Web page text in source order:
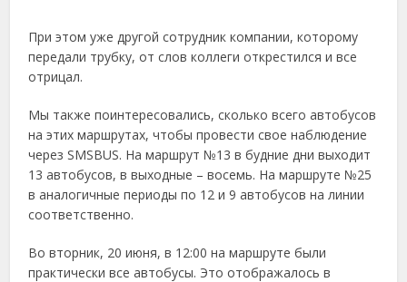
При этом уже другой сотрудник компании, которому
передали трубку, от слов коллеги открестился и все
отрицал.
Мы также поинтересовались, сколько всего автобусов
на этих маршрутах, чтобы провести свое наблюдение
через SMSBUS. На маршрут №13 в будние дни выходит
13 автобусов, в выходные – восемь. На маршруте №25
в аналогичные периоды по 12 и 9 автобусов на линии
соответственно.
Во вторник, 20 июня, в 12:00 на маршруте были
практически все автобусы. Это отображалось в